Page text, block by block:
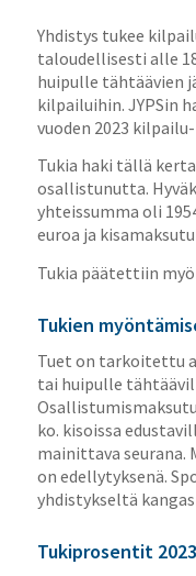
Yhdistys tukee
taloudellisesti alle
huipulle tähtäävien
kilpailuihin. JYPSin
vuoden 2023
Tukia haki tällä
osallistunutta.
yhteissumma oli
euroa ja
Tukia päätettiin
Tukien
Tuet on tarkoitettu
tai huipulle
ko. kisoissa
mainittava seurana.
on edellytyksenä.
yhdistykseltä
Tukiprosentit 2023